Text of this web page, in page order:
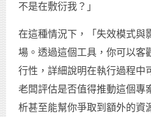
不是在敷衍我？」
在這種情況下，「失效模式與
場。透過這個工具，你可以客
行性，詳細說明在執行過程中
老闆評估是否值得推動這個專
析甚至能幫你爭取到額外的資